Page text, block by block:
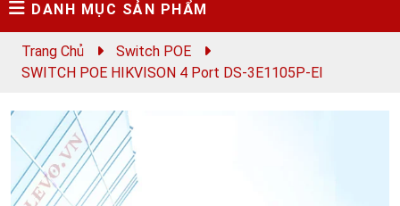
DANH MỤC SẢN PHẨM
Trang Chủ
Switch POE
SWITCH POE HIKVISON 4 Port DS-3E1105P-EI